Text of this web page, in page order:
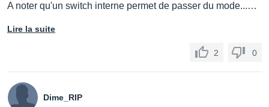
A noter qu'un switch interne permet de passer du mode...…
Lire la suite
2 0
Dime_RIP